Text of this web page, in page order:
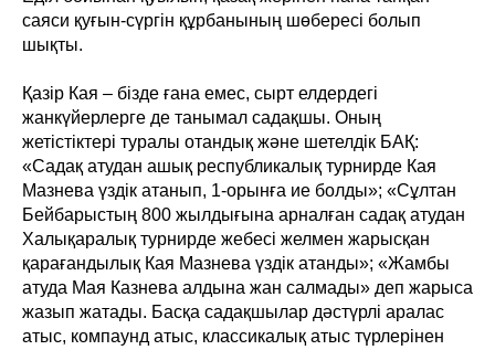
саяси қуғын-сүргін құрбанының шөбересі болып
шықты.
Қазір Кая – бізде ғана емес, сырт елдердегі
жанкүйерлерге де танымал садақшы. Оның
жетістіктері туралы отандық және шетелдік БАҚ:
«Садақ атудан ашық республикалық турнирде Кая
Мазнева үздік атанып, 1-орынға ие болды»; «Сұлтан
Бейбарыстың 800 жылдығына арналған садақ атудан
Халықаралық турнирде жебесі желмен жарысқан
қарағандылық Кая Мазнева үздік атанды»; «Жамбы
атуда Мая Казнева алдына жан салмады» деп жарыса
жазып жатады. Басқа садақшылар дәстүрлі аралас
атыс, компаунд атыс, классикалық атыс түрлерінен